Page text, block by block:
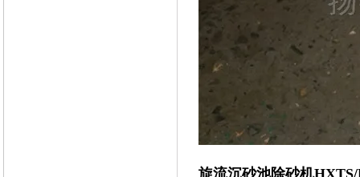
旋流沉砂池除砂机